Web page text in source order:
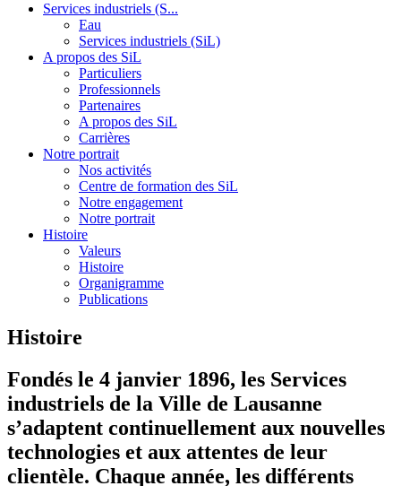
Services industriels (S...
Eau
Services industriels (SiL)
A propos des SiL
Particuliers
Professionnels
Partenaires
A propos des SiL
Carrières
Notre portrait
Nos activités
Centre de formation des SiL
Notre engagement
Notre portrait
Histoire
Valeurs
Histoire
Organigramme
Publications
Histoire
Fondés le 4 janvier 1896, les Services
industriels de la Ville de Lausanne
s’adaptent continuellement aux nouvelles
technologies et aux attentes de leur
clientèle. Chaque année, les différents